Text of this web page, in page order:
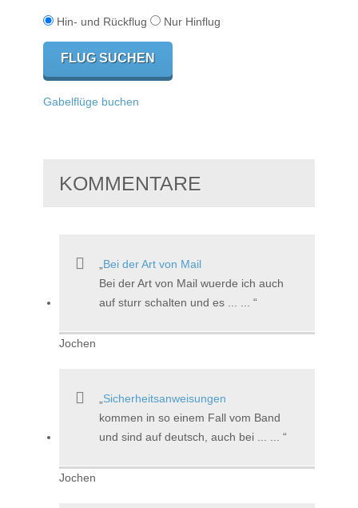
Hin- und Rückflug Nur Hinflug
Gabelflüge buchen
KOMMENTARE
Bei der Art von Mail
Bei der Art von Mail wuerde ich auch
auf sturr schalten und es ... ...
Jochen
Sicherheitsanweisungen
kommen in so einem Fall vom Band
und sind auf deutsch, auch bei ... ...
Jochen